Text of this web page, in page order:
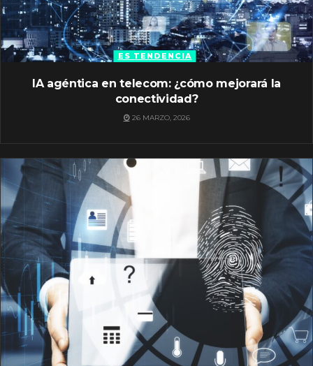
ES TENDENCIA
IA agéntica en telecom: ¿cómo mejorará la
conectividad?
26 MARZO, 2026